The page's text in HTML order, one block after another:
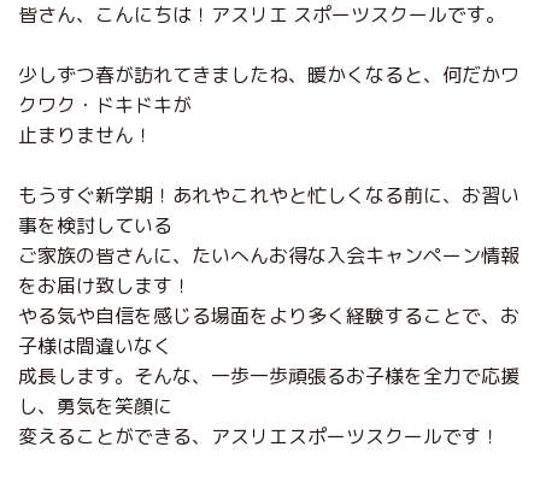
皆さん、こんにちは！アスリエ スポーツスクールです。
少しずつ春が訪れてきましたね、暖かくなると、何だかワ
クワク・ドキドキが
止まりません！
もうすぐ新学期！あれやこれやと忙しくなる前に、お習い
事を検討している
ご家族の皆さんに、たいへんお得な入会キャンペーン情報
をお届け致します！
やる気や自信を感じる場面をより多く経験することで、お
子様は間違いなく
成長します。そんな、一歩一歩頑張るお子様を全力で応援
し、勇気を笑顔に
変えることができる、アスリエスポーツスクールです！